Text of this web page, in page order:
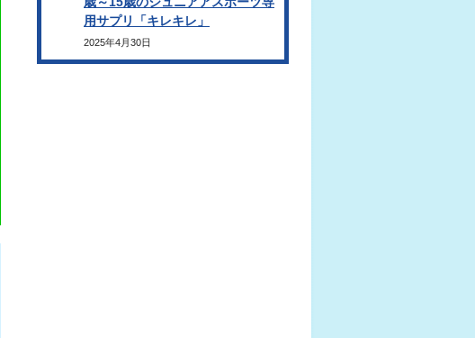
用サプリ「キレキレ」
2025年4月30日